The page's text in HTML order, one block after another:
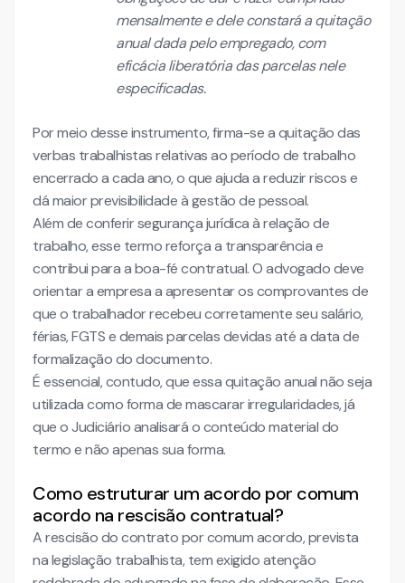
mensalmente e dele constará a quitação
anual dada pelo empregado, com
eficácia liberatória das parcelas nele
especificadas.
Por meio desse instrumento, firma-se a quitação das
verbas trabalhistas relativas ao período de trabalho
encerrado a cada ano, o que ajuda a reduzir riscos e
dá maior previsibilidade à gestão de pessoal.
Além de conferir segurança jurídica à relação de
trabalho, esse termo reforça a transparência e
contribui para a boa-fé contratual. O advogado deve
orientar a empresa a apresentar os comprovantes de
que o trabalhador recebeu corretamente seu salário,
férias, FGTS e demais parcelas devidas até a data de
formalização do documento.
É essencial, contudo, que essa quitação anual não seja
utilizada como forma de mascarar irregularidades, já
que o Judiciário analisará o conteúdo material do
termo e não apenas sua forma.
Como estruturar um acordo por comum
acordo na rescisão contratual?
A rescisão do contrato por comum acordo, prevista
na legislação trabalhista, tem exigido atenção